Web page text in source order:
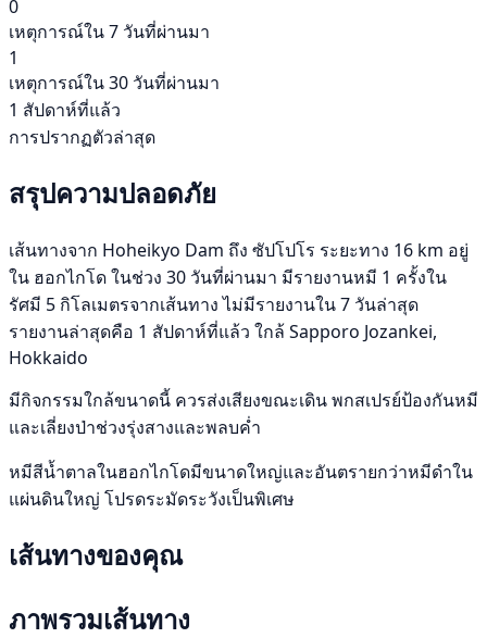
0
เหตุการณ์ใน 7 วันที่ผ่านมา
1
เหตุการณ์ใน 30 วันที่ผ่านมา
1 สัปดาห์ที่แล้ว
การปรากฏตัวล่าสุด
สรุปความปลอดภัย
เส้นทางจาก Hoheikyo Dam ถึง ซัปโปโร ระยะทาง 16 km อยู่
ใน ฮอกไกโด ในช่วง 30 วันที่ผ่านมา มีรายงานหมี 1 ครั้งใน
รัศมี 5 กิโลเมตรจากเส้นทาง ไม่มีรายงานใน 7 วันล่าสุด
รายงานล่าสุดคือ 1 สัปดาห์ที่แล้ว ใกล้ Sapporo Jozankei,
Hokkaido
มีกิจกรรมใกล้ขนาดนี้ ควรส่งเสียงขณะเดิน พกสเปรย์ป้องกันหมี
และเลี่ยงป่าช่วงรุ่งสางและพลบค่ำ
หมีสีน้ำตาลในฮอกไกโดมีขนาดใหญ่และอันตรายกว่าหมีดำใน
แผ่นดินใหญ่ โปรดระมัดระวังเป็นพิเศษ
เส้นทางของคุณ
ภาพรวมเส้นทาง